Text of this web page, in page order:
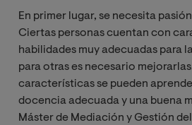
En primer lugar, se necesita
Ciertas personas cuentan con
habilidades muy adecuadas para
para otras es necesario
características se pueden
docencia adecuada y una buena
Máster de Mediación y Gestión